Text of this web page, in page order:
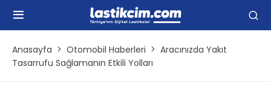
Anasayfa Otomobil Haberleri
Aracınızda Yakıt
Tasarrufu Sağlamanın Etkili Yolları